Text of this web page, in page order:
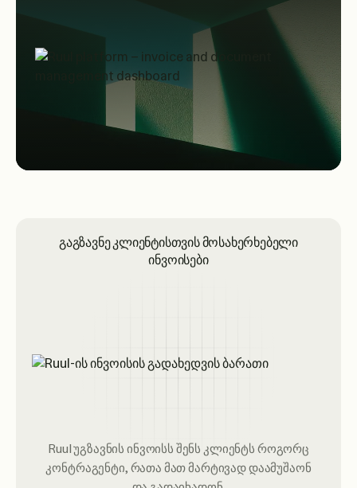
გაგზავნე კლიენტისთვის მოსახერხებელი
ინვოისები
Ruul უგზავნის ინვოისს შენს კლიენტს როგორც
კონტრაგენტი, რათა მათ მარტივად დაამუშაონ